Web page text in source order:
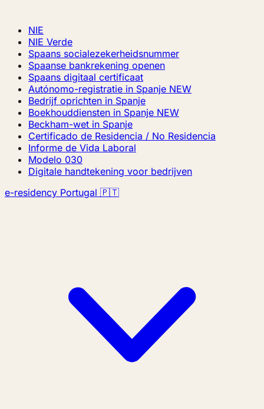
NIE
NIE Verde
Spaans socialezekerheidsnummer
Spaanse bankrekening openen
Spaans digitaal certificaat
Autónomo-registratie in Spanje NEW
Bedrijf oprichten in Spanje
Boekhouddiensten in Spanje NEW
Beckham-wet in Spanje
Certificado de Residencia / No Residencia
Informe de Vida Laboral
Modelo 030
Digitale handtekening voor bedrijven
e-residency Portugal 🇵🇹